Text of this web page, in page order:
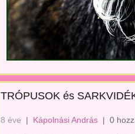
TRÓPUSOK és
8 éve | Kápolnási András | 0